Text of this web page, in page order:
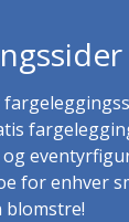
og
for enhver